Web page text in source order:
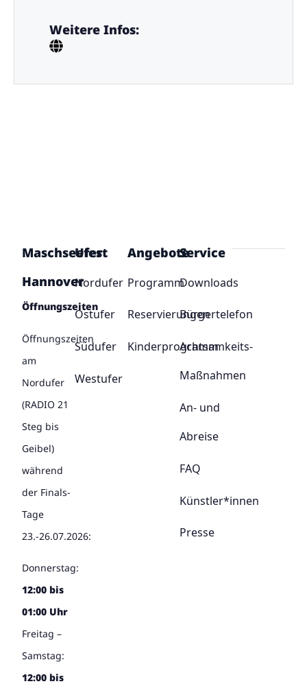
Weitere Infos:
Maschseefest
Hannover
Öffnungszeiten
Öffnungszeiten
am
Nordufer
(RADIO 21
Steg bis
Geibel)
während
der Finals-
Tage
23.-26.07.2026:
Donnerstag:
12:00 bis
01:00 Uhr
Freitag –
Samstag:
12:00 bis
Ufer
Nordufer
Ostufer
Südufer
Westufer
Angebote
Programm
Reservierungen
Kinderprogramm
Service
Downloads
Bürgertelefon
Achtsamkeits-
Maßnahmen
An- und
Abreise
FAQ
Künstler*innen
Presse